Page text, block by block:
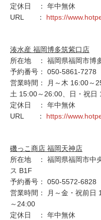
定休日 ： 年中無休
URL ： https://
湊水産 福岡博多筑紫口店
所在地 ： 福岡県福岡市博
予約番号： 050-5861-7278
営業時間： 月～木 16:00～
土 15:00～26:00、日・祝日
定休日 ： 年中無休
URL ： https://
磯っこ商店 福岡天神店
所在地 ： 福岡県福岡市中
ス B1F
予約番号： 050-5572-6828
営業時間： 月～金・祝前日
～24:00
定休日 ： 年中無休